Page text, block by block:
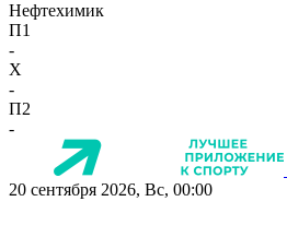
Нефтехимик
П1
-
X
-
П2
-
20 сентября 2026, Вс, 00:00